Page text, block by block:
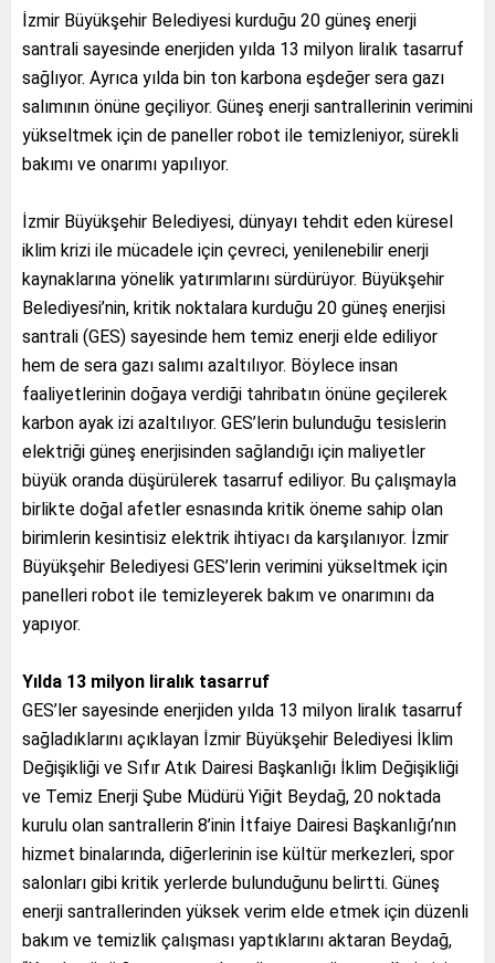
İzmir Büyükşehir Belediyesi kurduğu 20 güneş enerji
santrali sayesinde enerjiden yılda 13 milyon liralık tasarruf
sağlıyor. Ayrıca yılda bin ton karbona eşdeğer sera gazı
salımının önüne geçiliyor. Güneş enerji santrallerinin verimini
yükseltmek için de paneller robot ile temizleniyor, sürekli
bakımı ve onarımı yapılıyor.
İzmir Büyükşehir Belediyesi, dünyayı tehdit eden küresel
iklim krizi ile mücadele için çevreci, yenilenebilir enerji
kaynaklarına yönelik yatırımlarını sürdürüyor. Büyükşehir
Belediyesi’nin, kritik noktalara kurduğu 20 güneş enerjisi
santrali (GES) sayesinde hem temiz enerji elde ediliyor
hem de sera gazı salımı azaltılıyor. Böylece insan
faaliyetlerinin doğaya verdiği tahribatın önüne geçilerek
karbon ayak izi azaltılıyor. GES’lerin bulunduğu tesislerin
elektriği güneş enerjisinden sağlandığı için maliyetler
büyük oranda düşürülerek tasarruf ediliyor. Bu çalışmayla
birlikte doğal afetler esnasında kritik öneme sahip olan
birimlerin kesintisiz elektrik ihtiyacı da karşılanıyor. İzmir
Büyükşehir Belediyesi GES’lerin verimini yükseltmek için
panelleri robot ile temizleyerek bakım ve onarımını da
yapıyor.
Yılda 13 milyon liralık tasarruf
GES’ler sayesinde enerjiden yılda 13 milyon liralık tasarruf
sağladıklarını açıklayan İzmir Büyükşehir Belediyesi İklim
Değişikliği ve Sıfır Atık Dairesi Başkanlığı İklim Değişikliği
ve Temiz Enerji Şube Müdürü Yiğit Beydağ, 20 noktada
kurulu olan santrallerin 8’inin İtfaiye Dairesi Başkanlığı’nın
hizmet binalarında, diğerlerinin ise kültür merkezleri, spor
salonları gibi kritik yerlerde bulunduğunu belirtti. Güneş
enerji santrallerinden yüksek verim elde etmek için düzenli
bakım ve temizlik çalışması yaptıklarını aktaran Beydağ,